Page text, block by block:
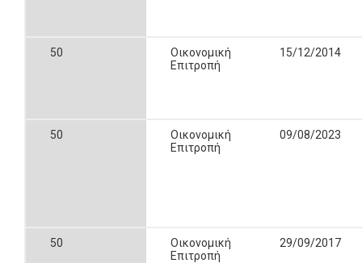
50
Οικονομική
Επιτροπή
15/12/2014
50
Οικονομική
Επιτροπή
09/08/2023
50
Οικονομική
Επιτροπή
29/09/2017